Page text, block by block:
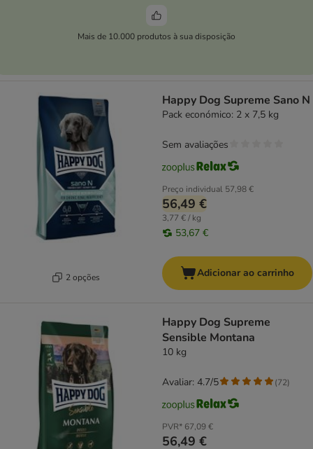
Mais de 10.000 produtos à sua disposição
2 opções
Happy Dog Supreme Sano N
Pack económico: 2 x 7,5 kg
Preço individual 57,98 €
56,49 €
3,77 € / kg
53,67 €
Sem avaliações
Adicionar ao carrinho
Happy Dog Supreme
Sensible Montana
10 kg
PVR* 67,09 €
56,49 €
Avaliar: 4.7/5 (72)